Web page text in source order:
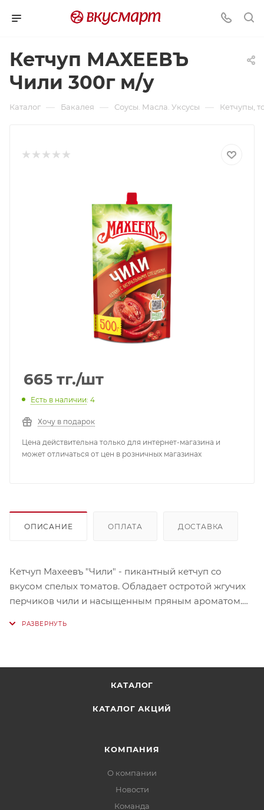
Кетчуп МАХЕЕВЪ
Чили 300г м/у
Каталог — Бакалея — Соусы. Масла. Уксусы — Кетчупы,
665 тг./шт
Есть в наличии: 4
Хочу в подарок
Цена действительна только для интернет-магазина и
может отличаться от цен в розничных магазинах
ОПИСАНИЕ ОПЛАТА ДОСТАВКА
Кетчуп Махеевъ "Чили" - пикантный кетчуп со
вкусом спелых томатов. Обладает остротой жгучих
перчиков чили и насыщенным пряным ароматом.
КАТАЛОГ
КАТАЛОГ АКЦИЙ
КОМПАНИЯ
О компании
Новости
Команда